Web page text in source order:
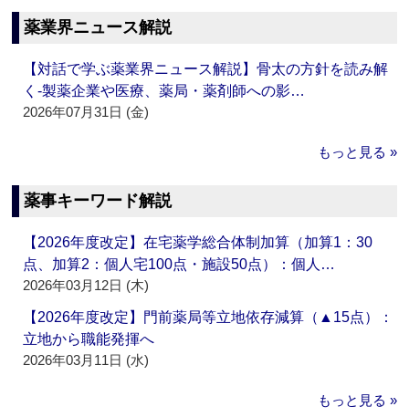
薬業界ニュース解説
【対話で学ぶ薬業界ニュース解説】骨太の方針を読み解
く‐製薬企業や医療、薬局・薬剤師への影…
2026年07月31日 (金)
もっと見る »
薬事キーワード解説
【2026年度改定】在宅薬学総合体制加算（加算1：30
点、加算2：個人宅100点・施設50点）：個人…
2026年03月12日 (木)
【2026年度改定】門前薬局等立地依存減算（▲15点）：
立地から職能発揮へ
2026年03月11日 (水)
もっと見る »